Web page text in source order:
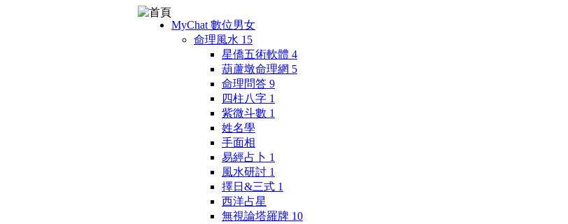
MyChat 數位男女
命理風水 15
星僑五術軟體 4
葫蘆墩命理網 5
命理問答 9
四柱八字 1
紫微斗數 1
姓名學
手面相
易經占卜 1
風水研討 1
擇日&三式 1
西洋占星
無視論塔羅牌 10